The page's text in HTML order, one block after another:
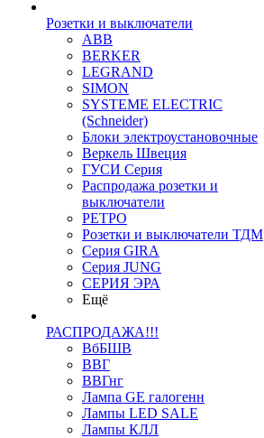
Розетки и выключатели
ABB
BERKER
LEGRAND
SIMON
SYSTEME ELECTRIC
(Schneider)
Блоки электроустановочные
Веркель Швеция
ГУСИ Серия
Распродажа розетки и
выключатели
РЕТРО
Розетки и выключатели ТДМ
Серия GIRA
Серия JUNG
СЕРИЯ ЭРА
Ещё
РАСПРОДАЖА!!!
ВбБШВ
ВВГ
ВВГнг
Лампа GE галогенн
Лампы LED SALE
Лампы КЛЛ